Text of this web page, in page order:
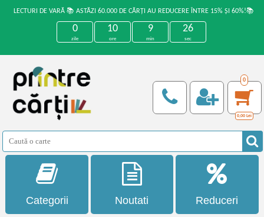
LECTURI DE VARĂ 📚 ASTĂZI 60.000 DE CĂRȚI AU REDUCERE ÎNTRE 15% ȘI 60%!📚
0
zile
10
ore
9
min
26
sec
0
0,00 Lei
Categorii Noutati Reduceri